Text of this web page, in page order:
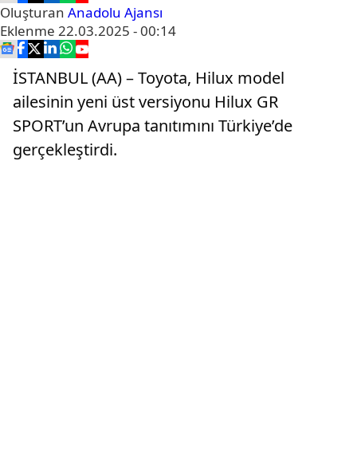
Oluşturan Anadolu Ajansı
Eklenme 22.03.2025 - 00:14
İSTANBUL (AA) – Toyota, Hilux model
ailesinin yeni üst versiyonu Hilux GR
SPORT’un Avrupa tanıtımını Türkiye’de
gerçekleştirdi.